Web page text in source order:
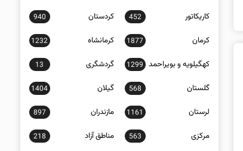
کاریکاتور 452 کردستان 940
کرمان 1877 کرمانشاه 1232
کهگیلویه و بویراحمد 1299 گردشگری 13
گلستان 568 گیلان 1404
لرستان 1161 مازندران 897
مرکزی 563 مناطق آزاد 218